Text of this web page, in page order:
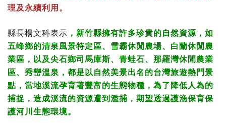
理及永續利用。
縣長楊文科表示 ，新竹縣擁有許多珍貴的自然資源，如
五峰鄉的清泉風景特定區、雪霸休閒農場、白蘭休閒農
業區，以及尖石鄉司馬庫斯、青蛙石、那羅灣休閒農業
區、秀巒溫泉，都是以自然美景出名的台灣旅遊熱門景
點，當地溪流孕育著豐富的生態物種，為了降低人為的
捕捉，造成溪流的資源遭到濫捕，期望透過護漁保育保
護河川生態環境。